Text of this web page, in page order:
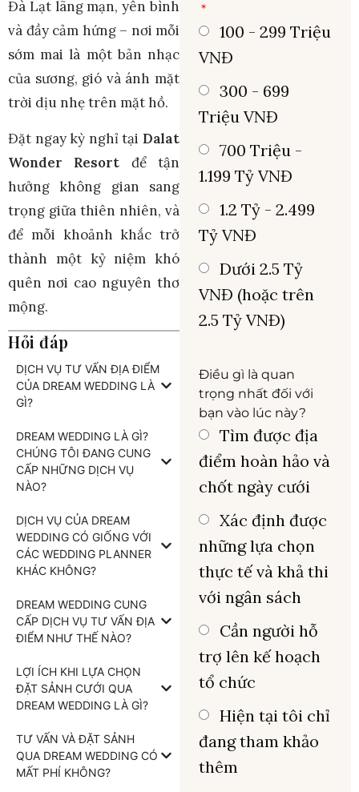
Đà Lạt lãng mạn, yên bình
và đầy cảm hứng – nơi mỗi
sớm mai là một bản nhạc
của sương, gió và ánh mặt
trời dịu nhẹ trên mặt hồ.
Đặt ngay kỳ nghỉ tại Dalat
Wonder Resort để tận
hưởng không gian sang
trọng giữa thiên nhiên, và
để mỗi khoảnh khắc trở
thành một kỷ niệm khó
quên nơi cao nguyên thơ
mộng.
Hỏi đáp
DỊCH VỤ TƯ VẤN ĐỊA ĐIỂM
CỦA DREAM WEDDING LÀ
GÌ?
DREAM WEDDING LÀ GÌ?
CHÚNG TÔI ĐANG CUNG
CẤP NHỮNG DỊCH VỤ
NÀO?
DỊCH VỤ CỦA DREAM
WEDDING CÓ GIỐNG VỚI
CÁC WEDDING PLANNER
KHÁC KHÔNG?
DREAM WEDDING CUNG
CẤP DỊCH VỤ TƯ VẤN ĐỊA
ĐIỂM NHƯ THẾ NÀO?
LỢI ÍCH KHI LỰA CHỌN
ĐẶT SẢNH CƯỚI QUA
DREAM WEDDING LÀ GÌ?
TƯ VẤN VÀ ĐẶT SẢNH
QUA DREAM WEDDING CÓ
MẤT PHÍ KHÔNG?
100 - 299 Triệu
VNĐ
300 - 699
Triệu VNĐ
700 Triệu -
1.199 Tỷ VNĐ
1.2 Tỷ - 2.499
Tỷ VNĐ
Dưới 2.5 Tỷ
VNĐ (hoặc trên
2.5 Tỷ VNĐ)
Điều gì là quan
trọng nhất đối với
bạn vào lúc này?
Tìm được địa
điểm hoàn hảo và
chốt ngày cưới
Xác định được
những lựa chọn
thực tế và khả thi
với ngân sách
Cần người hỗ
trợ lên kế hoạch
tổ chức
Hiện tại tôi chỉ
đang tham khảo
thêm